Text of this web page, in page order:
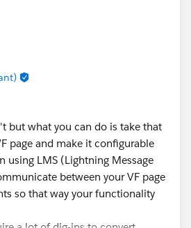
but what you can do is take that
page and make it configurable
using LMS (Lightning Message
between your VF page
so that way your functionality